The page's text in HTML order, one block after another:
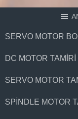
SERVO MOTOR
DC MOTOR TAMIRI
SERVO MOTOR
SPINDLE MOTOR